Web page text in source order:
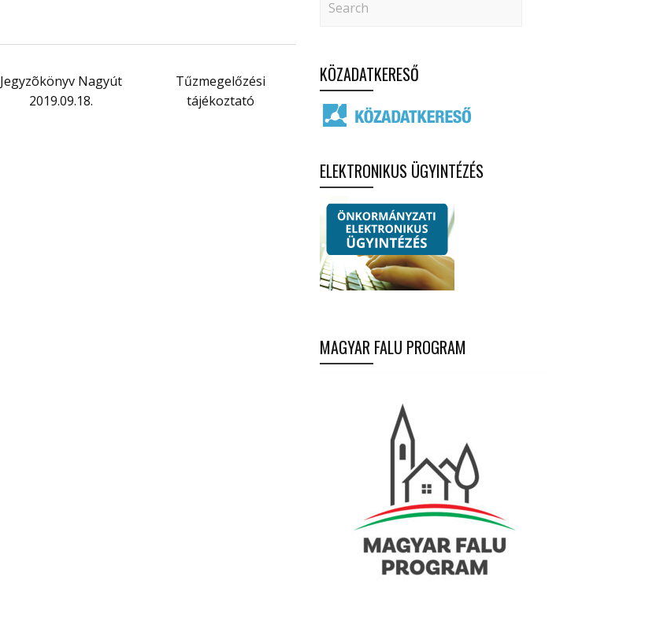
Jegyzõkönyv Nagyút
2019.09.18.
Tűzmegelőzési
tájékoztató
KÖZADATKERESŐ
ELEKTRONIKUS ÜGYINTÉZÉS
MAGYAR FALU PROGRAM